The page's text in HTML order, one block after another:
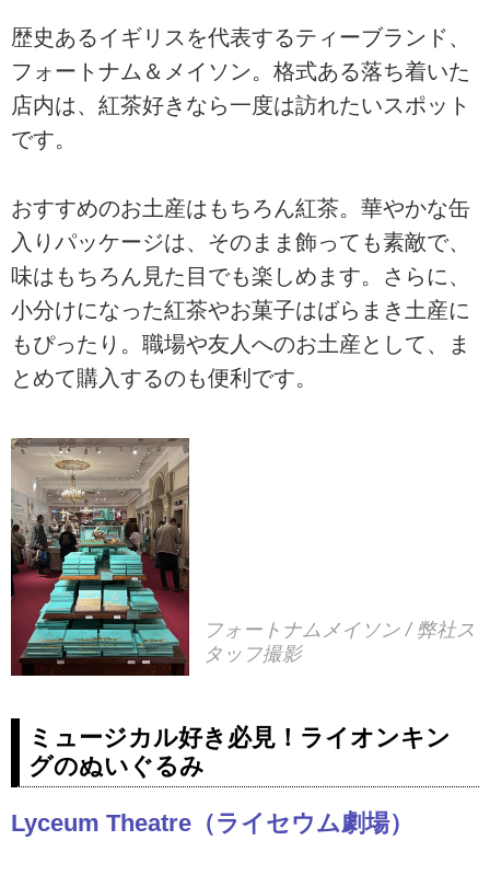
歴史あるイギリスを代表するティーブランド、
フォートナム＆メイソン。格式ある落ち着いた
店内は、紅茶好きなら一度は訪れたいスポット
です。
おすすめのお土産はもちろん紅茶。華やかな缶
入りパッケージは、そのまま飾っても素敵で、
味はもちろん見た目でも楽しめます。さらに、
小分けになった紅茶やお菓子はばらまき土産に
もぴったり。職場や友人へのお土産として、ま
とめて購入するのも便利です。
フォートナムメイソン / 弊社ス
タッフ撮影
ミュージカル好き必見！ライオンキン
グのぬいぐるみ
Lyceum Theatre（ライセウム劇場）